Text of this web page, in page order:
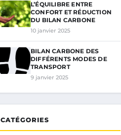
L’ÉQUILIBRE ENTRE
CONFORT ET RÉDUCTION
DU BILAN CARBONE
10 janvier 2025
BILAN CARBONE DES
DIFFÉRENTS MODES DE
TRANSPORT
9 janvier 2025
CATÉGORIES